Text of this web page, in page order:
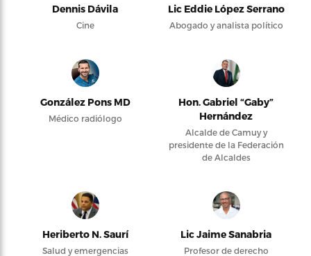
Dennis Dávila
Cine
Lic Eddie López Serrano
Abogado y analista político
González Pons MD
Médico radiólogo
Hon. Gabriel “Gaby”
Hernández
Alcalde de Camuy y
presidente de la Federación
de Alcaldes
Heriberto N. Saurí
Salud y emergencias
Lic Jaime Sanabria
Profesor de derecho